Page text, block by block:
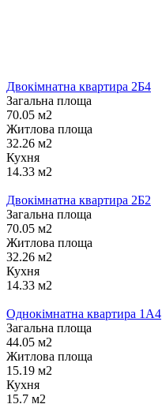
Двокімнатна квартира 2Б4
Загальна площа
70.05 м2
Житлова площа
32.26 м2
Кухня
14.33 м2
Двокімнатна квартира 2Б2
Загальна площа
70.05 м2
Житлова площа
32.26 м2
Кухня
14.33 м2
Однокімнатна квартира 1А4
Загальна площа
44.05 м2
Житлова площа
15.19 м2
Кухня
15.7 м2